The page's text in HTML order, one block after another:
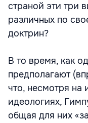
страной эти три
различных по
доктрин?
В то время, как
предполагают
что, несмотря на
идеологиях,
общая для них